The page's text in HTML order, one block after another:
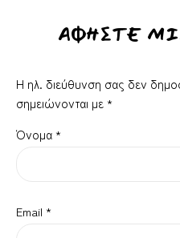
ΑΦΉΣΤΕ
Η ηλ. διεύθυνση σας δεν
σημειώνονται με *
Όνομα *
Email *